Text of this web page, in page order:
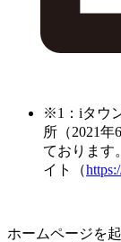
※1：iタウ
所（2021
ております
イト（
ホームページを